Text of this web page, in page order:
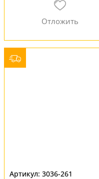
3036-261